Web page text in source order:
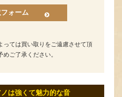
ォーム
っては買い取りをご遠慮させて頂
ご了承ください。
は強くて魅力的な音